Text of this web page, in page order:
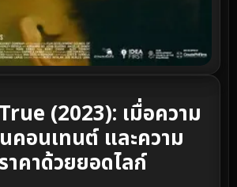
(2023): เมื่อความ
คอนเทนต์ และความ
าคาด้วยยอดไลก์